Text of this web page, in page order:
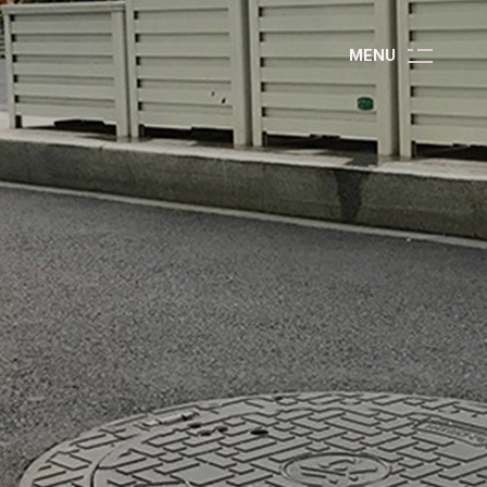
MENU